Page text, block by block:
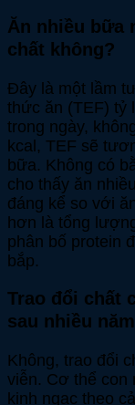
Ăn nhiều bữa
chất không?
Đây là một lầm
thức ăn (TEF) tỷ
trong ngày,
kcal, TEF sẽ
bữa. Không có
cho thấy ăn
đáng kể so với
hơn là tổng
phân bố protein
bắp.
Trao đổi chất
sau nhiều
Không, trao đổi
viễn. Cơ thể con
kinh ngạc theo